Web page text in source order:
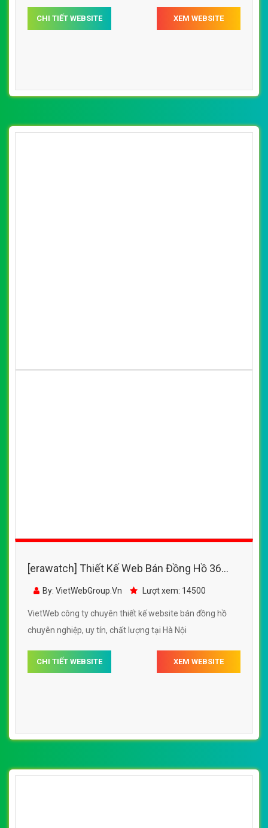
CHI TIẾT WEBSITE XEM WEBSITE
[erawatch] Thiết Kế Web Bán Đồng Hồ 36
đẹp, chuyên nghiệp chuẩn SEO
By: VietWebGroup.Vn Lượt xem: 14500
VietWeb công ty chuyên thiết kế website bán đồng hồ
chuyên nghiệp, uy tín, chất lượng tại Hà Nội
CHI TIẾT WEBSITE XEM WEBSITE